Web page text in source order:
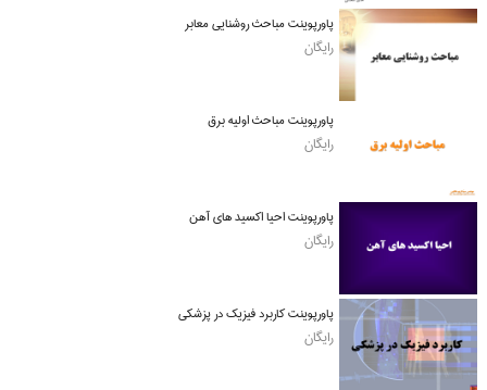
پاورپوینت مباحث روشنایی معابر
رایگان
پاورپوینت مباحث اولیه برق
رایگان
پاورپوینت احیا اکسید های آهن
رایگان
پاورپوینت کاربرد فیزیک در پزشکی
رایگان